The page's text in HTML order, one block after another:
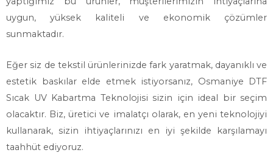
uygun, yüksek kaliteli ve ekonomik çözümler
sunmaktadır.
Eğer siz de tekstil ürünlerinizde fark yaratmak, dayanıklı ve
estetik baskılar elde etmek istiyorsanız, Osmaniye DTF
Sıcak UV Kabartma Teknolojisi sizin için ideal bir seçim
olacaktır. Biz, üretici ve imalatçı olarak, en yeni teknolojiyi
kullanarak, sizin ihtiyaçlarınızı en iyi şekilde karşılamayı
taahhüt ediyoruz.